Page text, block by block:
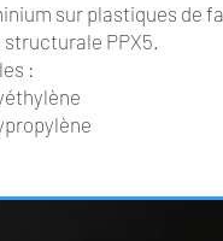
sur plastiques de
PPX5.
: